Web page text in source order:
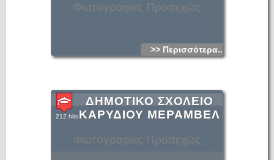
Φωτογραφίες Προσεχώς
>> Περισσότερα...
Φωτογραφίες Προσεχώς
ΔΗΜΟΤΙΚΟ ΣΧΟΛΕΙΟ
ΚΑΡΥΔΙΟΥ ΜΕΡΑΜΒΕΛ
212 hits